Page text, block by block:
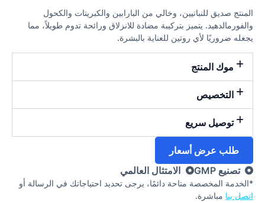
المنتج صديق للنباتيين، وخالي من البارابين والكبريتات والكحول
والفورمالدهيد. يتميز بتركيبة مضادة للانزلاق ورائحة تدوم طويلاً، مما
يجعله ضروريًا لأي روتين للعناية بالبشرة.
موك المنتج
التخصيص
توصيل سريع
طلب عرض أسعار
تصنيع GMP
الامتثال العالمي
*الخدمة المخصصة متاحة دائمًا، يرجى تحديد احتياجاتك في الرسالة أو
اتصل بنا مباشرة.